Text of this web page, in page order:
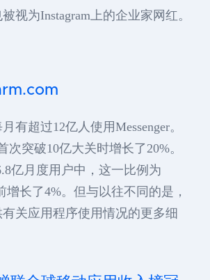
视为Instagram上的企业家网红。
有超过12亿人使用Messenger。
次突破10亿大关时增长了20%。
亿月度用户中，这一比例为
增长了4%。但与以往不同的是，
关应用程序使用情况的更多细